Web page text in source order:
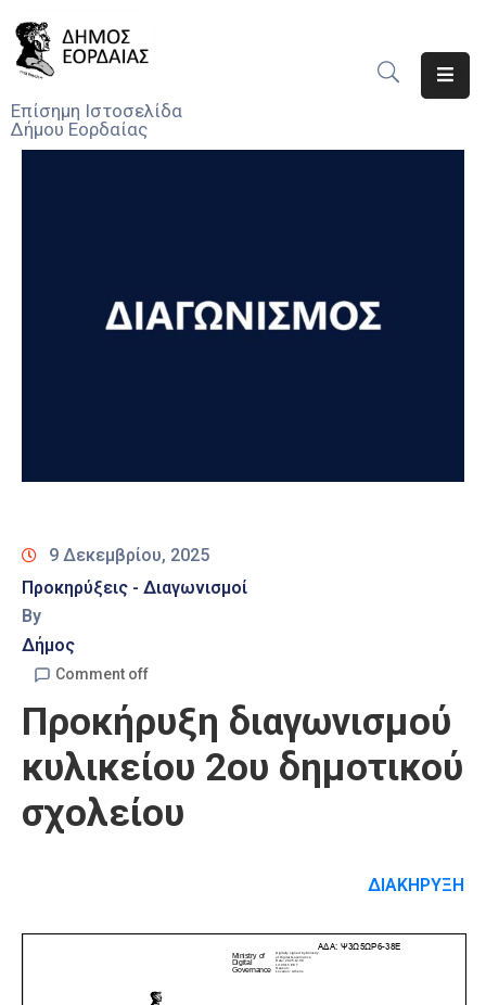
Επίσημη Ιστοσελίδα
Δήμου Εορδαίας
Ο
9 Δεκεμβρίου, 2025
Προκηρύξεις - Διαγωνισμοί
By
Δήμος
Comment off
Προκήρυξη διαγωνισμού
κυλικείου 2ου δημοτικού
σχολείου
ΔΙΑΚΗΡΥΞΗ